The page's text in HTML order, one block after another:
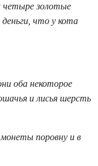
четыре золотые
что у кота
оба некоторое
и лисья шерсть
монеты поровну и в